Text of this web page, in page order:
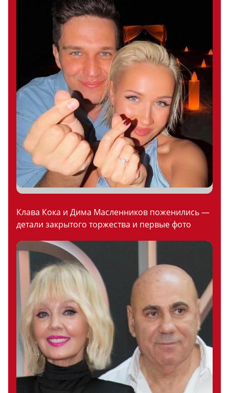
Клава Кока и Дима Масленников поженились —
детали закрытого торжества и первые фото